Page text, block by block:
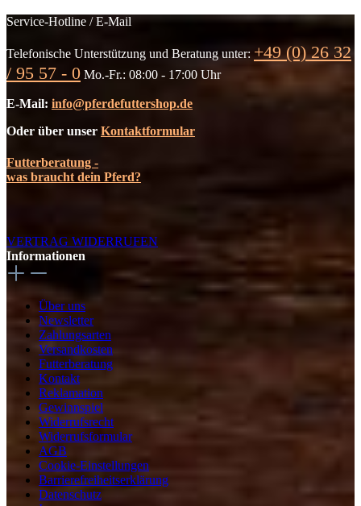
Service-Hotline / E-Mail
Telefonische Unterstützung und Beratung unter: +49 (0) 26 32
/ 95 57 - 0 Mo.-Fr.: 08:00 - 17:00 Uhr
E-Mail: info@pferdefuttershop.de
Oder über unser Kontaktformular
Futterberatung -
was braucht dein Pferd?
VERTRAG WIDERRUFEN
Informationen
Über uns
Newsletter
Zahlungsarten
Versandkosten
Futterberatung
Kontakt
Reklamation
Gewinnspiel
Widerrufsrecht
Widerrufsformular
AGB
Cookie-Einstellungen
Barrierefreiheitserklärung
Datenschutz